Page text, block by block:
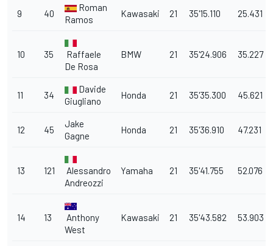
9 40
Roman
Ramos
Kawasaki 21 35'15.110 25.431
10 35
Raffaele
De Rosa
BMW 21 35'24.906 35.227
11 34
Davide
Giugliano
Honda 21 35'35.300 45.621
12 45
Jake
Gagne
Honda 21 35'36.910 47.231
13 121
Alessandro
Andreozzi
Yamaha 21 35'41.755 52.076
14 13
Anthony
West
Kawasaki 21 35'43.582 53.903